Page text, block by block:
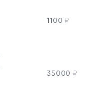
1100 ₽
35000 ₽